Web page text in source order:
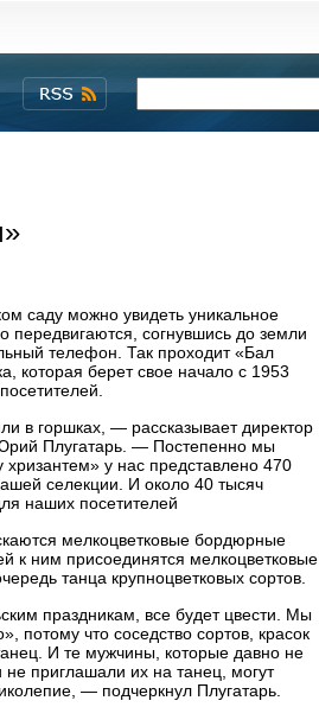
саду можно увидеть уникальное
согнувшись до земли
телефон. Так проходит «Бал
которая берет свое начало с 1953
в горшках, — рассказывает директор
Плугатарь. — Постепенно мы
у нас представлено 470
селекции. И около 40 тысяч
наших посетителей
мелкоцветковые бордюрные
к ним присоединятся мелкоцветковые
танца крупноцветковых сортов.
праздникам, все будет цвести. Мы
потому что соседство сортов, красок
И те мужчины, которые давно не
приглашали их на танец, могут
— подчеркнул Плугатарь.